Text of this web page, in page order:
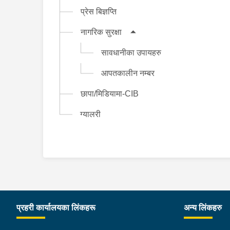
प्रेस बिज्ञप्ति
नागरिक सुरक्षा
सावधानीका उपायहरु
आपतकालीन नम्बर
छापा/मिडियामा-CIB
ग्यालरी
प्रहरी कार्यालयका लिंकहरू अन्य लिंकहरु